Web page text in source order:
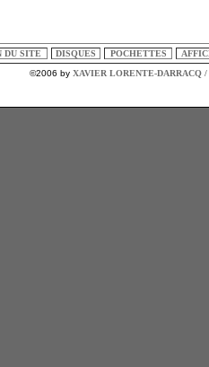
DU SITE DISQUES POCHETTES
©2006 by XAVIER LORENTE-DARRACQ